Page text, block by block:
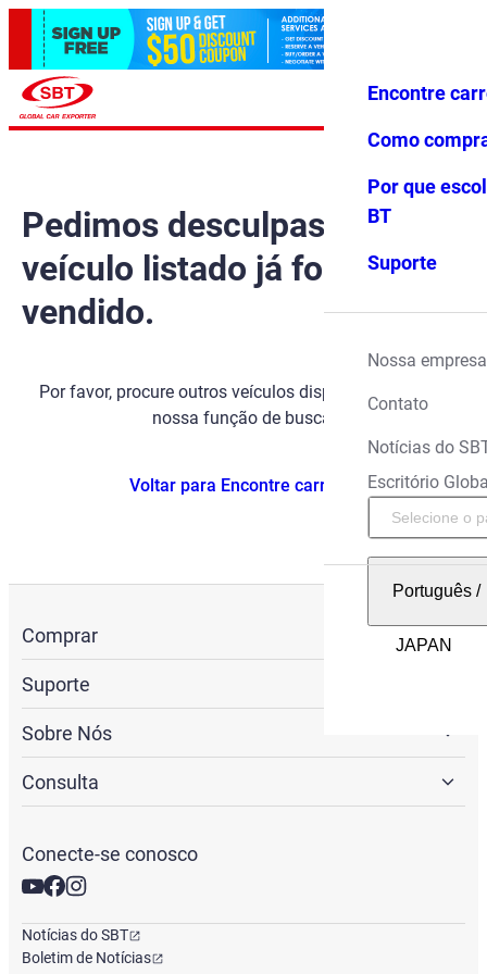
Favoritos Menu
Encontre
Como
Por que
BT
Suporte
Nossa empresa
Contato
Notícias do
Escritório
Português/
Pedimos desculpas, mas o
veículo listado já foi
vendido.
Por favor, procure outros veículos disponíveis usando
nossa função de busca.
Voltar para Encontre carros
Comprar
Suporte
Sobre Nós
Consulta
Conecte-se conosco
Notícias do SBT
Boletim de Notícias